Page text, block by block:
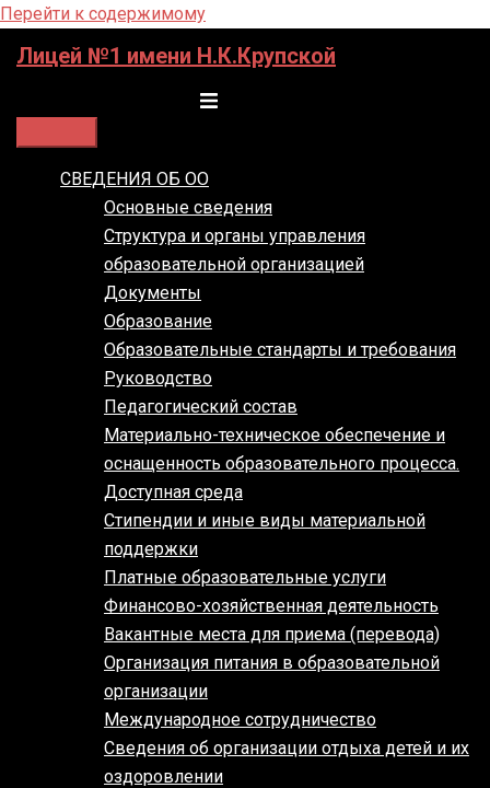
Перейти к содержимому
Лицей №1 имени Н.К.Крупской
СВЕДЕНИЯ ОБ ОО
Основные сведения
Структура и органы управления
образовательной организацией
Документы
Образование
Образовательные стандарты и требования
Руководство
Педагогический состав
Материально-техническое обеспечение и
оснащенность образовательного процесса.
Доступная среда
Стипендии и иные виды материальной
поддержки
Платные образовательные услуги
Финансово-хозяйственная деятельность
Вакантные места для приема (перевода)
Организация питания в образовательной
организации
Международное сотрудничество
Сведения об организации отдыха детей и их
оздоровлении